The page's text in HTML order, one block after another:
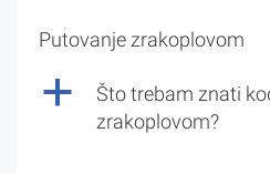
Putovanje zrakoplovom
a
Što trebam znati
zrakoplovom?